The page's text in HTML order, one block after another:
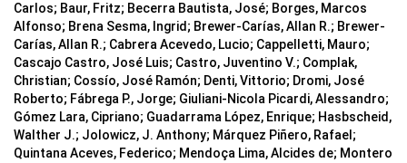
Carlos; Baur, Fritz; Becerra Bautista, José; Borges, Marcos
Alfonso; Brena Sesma, Ingrid; Brewer-Carías, Allan R.; Brewer-
Carías, Allan R.; Cabrera Acevedo, Lucio; Cappelletti, Mauro;
Cascajo Castro, José Luis; Castro, Juventino V.; Complak,
Christian; Cossío, José Ramón; Denti, Vittorio; Dromi, José
Roberto; Fábrega P., Jorge; Giuliani-Nicola Picardi, Alessandro;
Gómez Lara, Cipriano; Guadarrama López, Enrique; Hasbscheid,
Walther J.; Jolowicz, J. Anthony; Márquez Piñero, Rafael;
Quintana Aceves, Federico; Mendoça Lima, Alcides de; Montero